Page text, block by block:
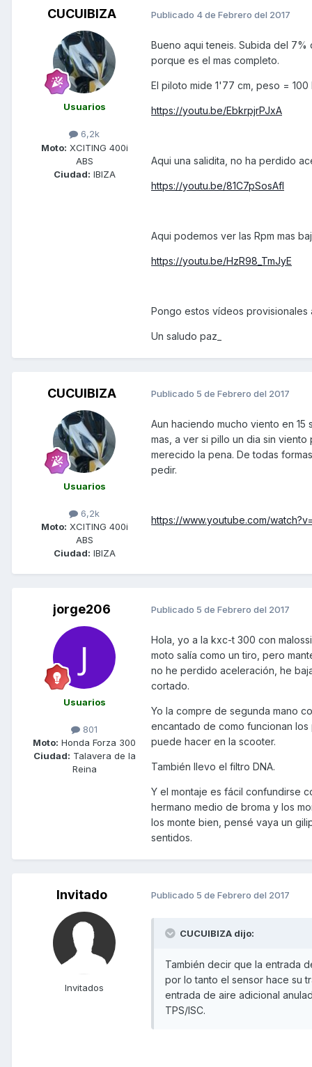
CUCUIBIZA
Usuarios
6,2k
Moto: XCITING 400i
ABS
Ciudad: IBIZA
Publicado 4 de Febrero del 2017
Bueno aqui teneis. Subida del
porque es el mas completo.
El piloto mide 1'77 cm, peso = 100
https://youtu.be/EbkrpjrPJxA
Aqui una salidita, no ha perdido
https://youtu.be/81C7pSosAfI
Aqui podemos ver las Rpm mas
https://youtu.be/HzR98_TmJyE
Pongo estos vídeos provisionales
Un saludo paz_
CUCUIBIZA
Usuarios
6,2k
Moto: XCITING 400i
ABS
Ciudad: IBIZA
Publicado 5 de Febrero del 2017
Aun haciendo mucho viento en
mas, a ver si pillo un dia sin
merecido la pena. De todas
pedir.
https://www.youtube.com/
jorge206
Usuarios
801
Moto: Honda Forza 300
Ciudad: Talavera de la
Reina
Publicado 5 de Febrero del 2017
Hola, yo a la kxc-t 300 con
moto salía como un tiro, pero
no he perdido aceleración, he
cortado.
Yo la compre de segunda mano
encantado de como funcionan
puede hacer en la scooter.
También llevo el filtro DNA.
Y el montaje es fácil confundirse
hermano medio de broma y los
los monte bien, pensé vaya un
sentidos.
Invitado
Invitados
Publicado 5 de Febrero del 2017
CUCUIBIZA dijo:
También decir que la entrada
por lo tanto el sensor hace su
entrada de aire adicional
TPS/ISC.